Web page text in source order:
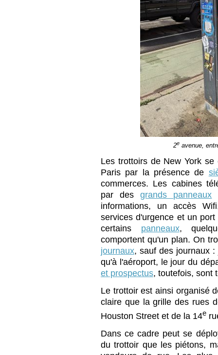
2e avenue,
Les trottoirs de New York
Paris par la présence de
commerces. Les cabines
par desgrands panneaux
informations, un accès
services d'urgence et un
certains panneaux,
comportent qu'un plan. On
journaux, sauf des journaux
qu'à l'aéroport, le jour du
et prospectus, toutefois, sont
Le trottoir est ainsi organisé
claire que la grille des rues
Houston Street et de la 14e
Dans ce cadre peut se
du trottoir que les piétons,